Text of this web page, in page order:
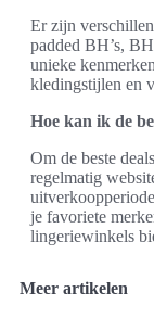
Er zijn
padded BH’s,
unieke
kledingstijlen en
Hoe kan ik de
Om de beste
regelmatig
je favoriete
lingeriewinkels
Meer artikelen